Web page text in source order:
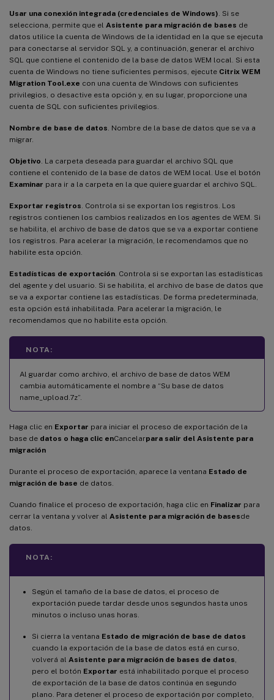
Usar una conexión integrada (credenciales de Windows). Si se
selecciona, permite que el Asistente para migración de bases de
datos utilice la cuenta de Windows de la identidad en la que se ejecuta
para conectarse al servidor SQL y, a continuación, generar el archivo
SQL que contiene el contenido de la base de datos WEM local. Si esta
cuenta de Windows no tiene suficientes permisos, ejecute Citrix WEM
Migration Tool.exe con una cuenta de Windows con suficientes
privilegios, o desactive esta opción y, en su lugar, proporcione una
cuenta de SQL con suficientes privilegios.
Nombre de base de datos. Nombre de la base de datos que se va a
migrar.
Objetivo. La carpeta deseada para guardar el archivo SQL que
contiene el contenido de la base de datos de WEM local. Use el botón
Examinar para ir a la carpeta en la que quiere guardar el archivo SQL.
Exportar registros. Controla si se exportan los registros. Los
registros contienen los cambios realizados en los agentes de WEM. Si
se habilita, el archivo de base de datos que se va a exportar contiene
los registros. Para acelerar la migración, le recomendamos que no
habilite esta opción.
Estadísticas de exportación. Controla si se exportan las estadísticas
del agente y del usuario. Si se habilita, el archivo de base de datos que
se va a exportar contiene las estadísticas. De forma predeterminada,
esta opción está inhabilitada. Para acelerar la migración, le
recomendamos que no habilite esta opción.
NOTA:
Al guardar como archivo, el archivo de base de datos WEM
cambia automáticamente el nombre a “Su base de datos
name_upload.7z”.
Haga clic en Exportar para iniciar el proceso de exportación de la
base de datos o haga clic enCancelarpara salir del Asistente para
migración
Durante el proceso de exportación, aparece la ventana Estado de
migración de base de datos.
Cuando finalice el proceso de exportación, haga clic en Finalizar para
cerrar la ventana y volver al Asistente para migración de basesde
datos.
NOTA:
Según el tamaño de la base de datos, el proceso de
exportación puede tardar desde unos segundos hasta unos
minutos o incluso unas horas.
Si cierra la ventana Estado de migración de base de datos
cuando la exportación de la base de datos está en curso,
volverá al Asistente para migración de bases de datos,
pero el botón Exportar está inhabilitado porque el proceso
de exportación de la base de datos continúa en segundo
plano. Para detener el proceso de exportación por completo,